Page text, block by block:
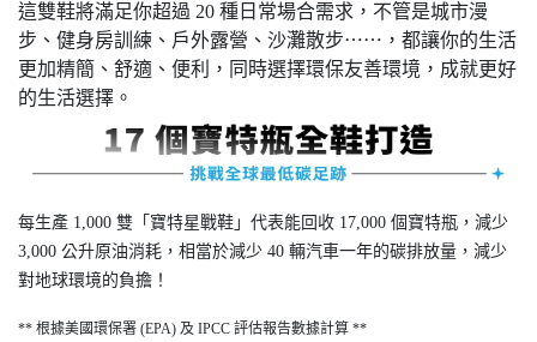
這雙鞋將滿足你超過 20 種日常場合需求，不管是城市漫
步、健身房訓練、戶外露營、沙灘散步⋯⋯，都讓你的生活
更加精簡、舒適、便利，同時選擇環保友善環境，成就更好
的生活選擇。
每生產 1,000 雙「寶特星戰鞋」代表能回收 17,000 個寶特瓶，減少
3,000 公升原油消耗，相當於減少 40 輛汽車一年的碳排放量，減少
對地球環境的負擔！
** 根據美國環保署 (EPA) 及 IPCC 評估報告數據計算 **